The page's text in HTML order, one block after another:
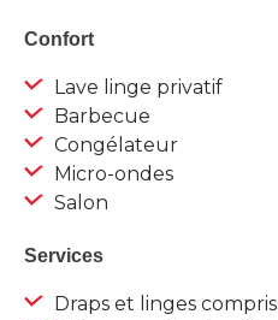
Confort
Lave linge privatif
Barbecue
Congélateur
Micro-ondes
Salon
Services
Draps et linges compris